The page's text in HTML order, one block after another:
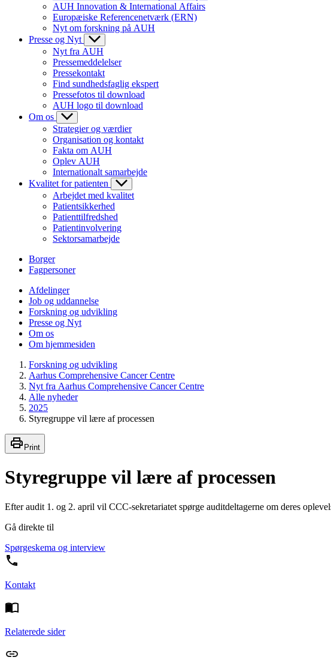
AUH Innovation & International Affairs
Europæiske Referencenetværk (ERN)
Nyt om forskning på AUH
Presse og Nyt
Nyt fra AUH
Pressemeddelelser
Pressekontakt
Find sundhedsfaglig ekspert
Pressefotos til download
AUH logo til download
Om os
Strategier og værdier
Organisation og kontakt
Fakta om AUH
Oplev AUH
Internationalt samarbejde
Kvalitet for patienten
Arbejdet med kvalitet
Patientsikkerhed
Patienttilfredshed
Patientinvolvering
Sektorsamarbejde
Borger
Fagpersoner
Afdelinger
Job og uddannelse
Forskning og udvikling
Presse og Nyt
Om os
Om hjemmesiden
Forskning og udvikling
Aarhus Comprehensive Cancer Centre
Nyt fra Aarhus Comprehensive Cancer Centre
Alle nyheder
2025
Styregruppe vil lære af processen
Print
Styregruppe vil lære af processen
Efter audit 1. og 2. april vil CCC-sekretariatet spørge auditdeltagerne om deres
Gå direkte til
Spørgeskema og interview
Kontakt
Relaterede sider